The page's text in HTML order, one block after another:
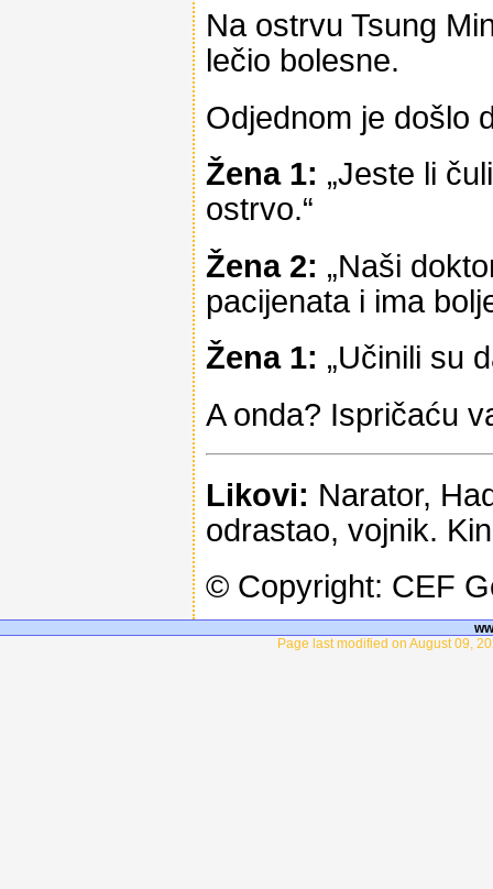
Na ostrvu Tsung
lečio bolesne.
Odjednom je došlo
Žena 1: „Jeste li
ostrvo.“
Žena 2: „Naši
pacijenata i ima
Žena 1: „Učinili su
A onda? Ispričaću
Likovi: Narator,
odrastao, vojnik.
© Copyright: CEF
Page last modified on August 09,